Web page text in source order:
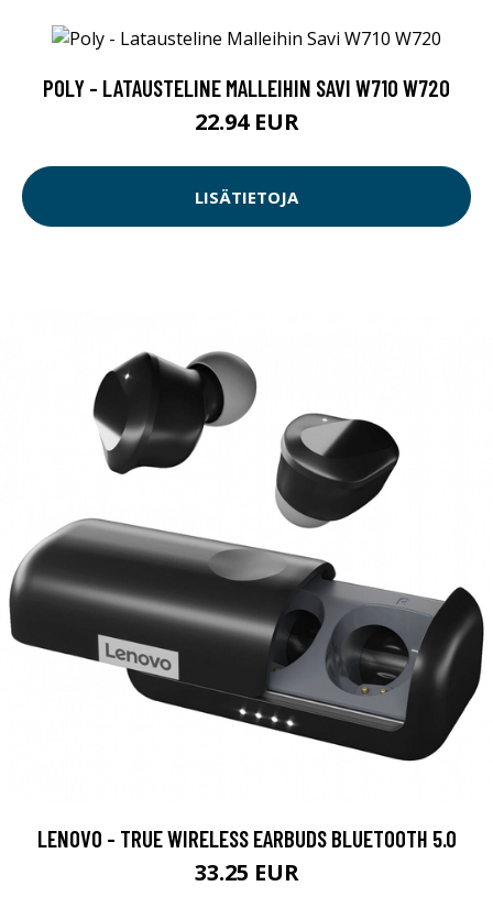
POLY - LATAUSTELINE MALLEIHIN SAVI W710 W720
22.94 EUR
LISÄTIETOJA
LENOVO - TRUE WIRELESS EARBUDS BLUETOOTH 5.0
33.25 EUR